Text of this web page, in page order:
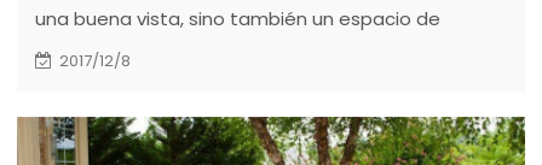
una buena vista, sino también un espacio de
privacidad. Y usar WPC en lugar de cemento para la
2017/12/8